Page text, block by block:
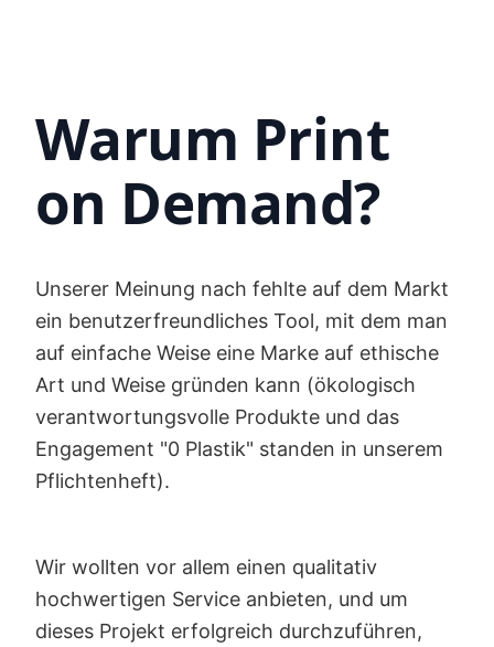
Warum Print
on Demand?
Unserer Meinung nach fehlte auf dem Markt
ein benutzerfreundliches Tool, mit dem man
auf einfache Weise eine Marke auf ethische
Art und Weise gründen kann (ökologisch
verantwortungsvolle Produkte und das
Engagement "0 Plastik" standen in unserem
Pflichtenheft).
Wir wollten vor allem einen qualitativ
hochwertigen Service anbieten, und um
dieses Projekt erfolgreich durchzuführen,